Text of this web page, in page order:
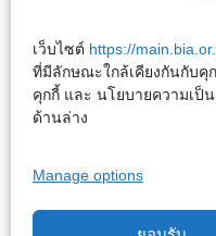
เว็บไซต์ https://
ที่มีลักษณะใกล้เคียงกันกับคุ
คุกกี้ และ นโยบายความเป็
ด้านล่าง
Manage options